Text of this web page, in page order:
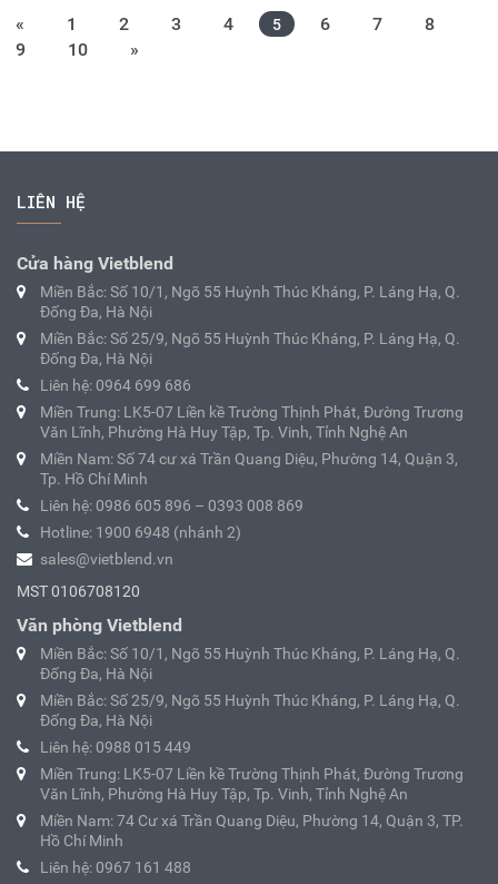
« 1 2 3 4 5 6 7
8
9
10 »
LIÊN HỆ
Cửa hàng Vietblend
Miền Bắc: Số 10/1, Ngõ 55 Huỳnh Thúc Kháng, P. Láng Hạ, Q.
Đống Đa, Hà Nội
Miền Bắc: Số 25/9, Ngõ 55 Huỳnh Thúc Kháng, P. Láng Hạ, Q.
Đống Đa, Hà Nội
Liên hệ: 0964 699 686
Miền Trung: LK5-07 Liền kề Trường Thịnh Phát, Đường Trương
Văn Lĩnh, Phường Hà Huy Tập, Tp. Vinh, Tỉnh Nghệ An
Miền Nam: Số 74 cư xá Trần Quang Diệu, Phường 14, Quận 3,
Tp. Hồ Chí Minh
Liên hệ: 0986 605 896 – 0393 008 869
Hotline: 1900 6948 (nhánh 2)
sales@vietblend.vn
MST 0106708120
Văn phòng Vietblend
Miền Bắc: Số 10/1, Ngõ 55 Huỳnh Thúc Kháng, P. Láng Hạ, Q.
Đống Đa, Hà Nội
Miền Bắc: Số 25/9, Ngõ 55 Huỳnh Thúc Kháng, P. Láng Hạ, Q.
Đống Đa, Hà Nội
Liên hệ: 0988 015 449
Miền Trung: LK5-07 Liền kề Trường Thịnh Phát, Đường Trương
Văn Lĩnh, Phường Hà Huy Tập, Tp. Vinh, Tỉnh Nghệ An
Miền Nam: 74 Cư xá Trần Quang Diệu, Phường 14, Quận 3, TP.
Hồ Chí Minh
Liên hệ: 0967 161 488